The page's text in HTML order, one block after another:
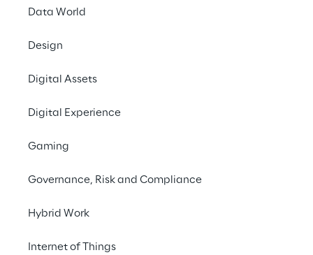
Data World
Design
Digital Assets
Digital Experience
Gaming
Governance, Risk and Compliance
Hybrid Work
Internet of Things
AI & VR Festival
2025